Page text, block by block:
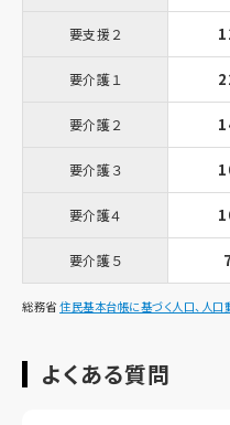
要支援２
要介護１
要介護２
要介護３
要介護４
要介護５
総務省住民基本台帳に基づく人口、人
よくある質問